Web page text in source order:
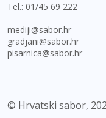
Tel.: 01/45 69 222
mediji@sabor.hr
gradjani@sabor.hr
pisarnica@sabor.hr
© Hrvatski sabor,